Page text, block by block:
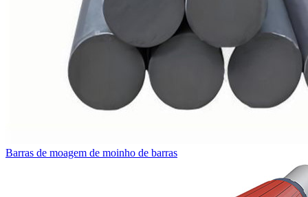
Barras de moagem de moinho de barras